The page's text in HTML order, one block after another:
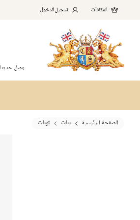
المكافآت تسجيل الدخول
وصل حديثا
الصفحة الرئيسية بنات توبات